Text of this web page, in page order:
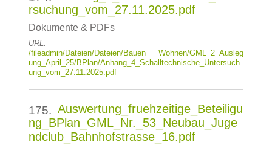
rsuchung_vom_27.11.2025.pdf
Dokumente & PDFs
URL:
/fileadmin/Dateien/Dateien/Bauen___Wohnen/GML_2_Ausleg
ung_April_25/BPlan/Anhang_4_Schalltechnische_Untersuch
ung_vom_27.11.2025.pdf
175. Auswertung_fruehzeitige_Beteiligu
ng_BPlan_GML_Nr._53_Neubau_Juge
ndclub_Bahnhofstrasse_16.pdf